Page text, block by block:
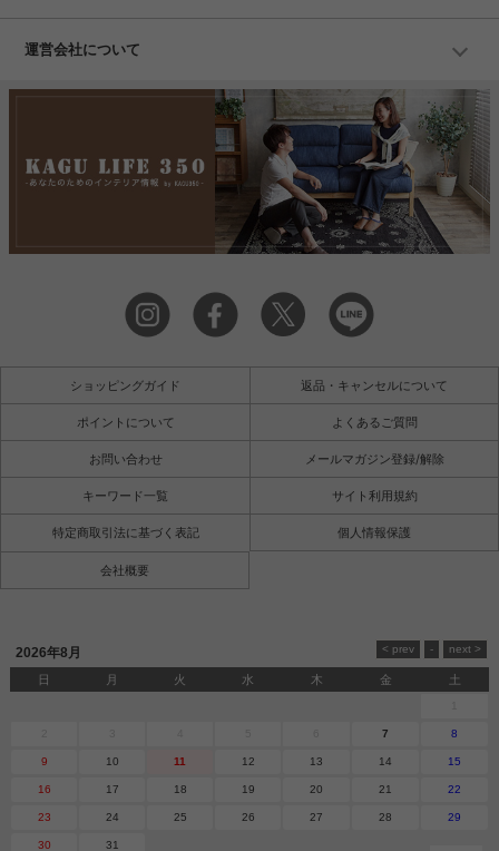
運営会社について
ショッピングガイド 返品・キャンセルについて
ポイントについて よくあるご質問
お問い合わせ メールマガジン登録/解除
キーワード一覧 サイト利用規約
特定商取引法に基づく表記 個人情報保護
会社概要
2026年8月
日 月 火 水 木 金 土
7 8
9 10 11 12 13 14 15
16 17 18 19 20 21 22
23 24 25 26 27 28 29
30 31